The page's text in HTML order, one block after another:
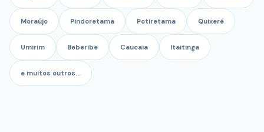
Moraújo Pindoretama Potiretama Quixeré
Umirim Beberibe Caucaia Itaitinga
e muitos outros...